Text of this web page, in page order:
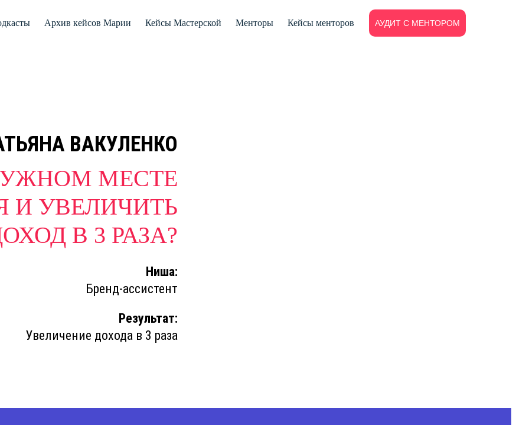
Архив кейсов Марии Кейсы Мастерской Менторы Кейсы менторов АУДИТ С МЕНТОРОМ
ВАКУЛЕНКО
МЕСТЕ
И УВЕЛИЧИТЬ
В 3 РАЗА?
Ниша:
Бренд-ассистент
Результат:
Увеличение дохода в 3 раза